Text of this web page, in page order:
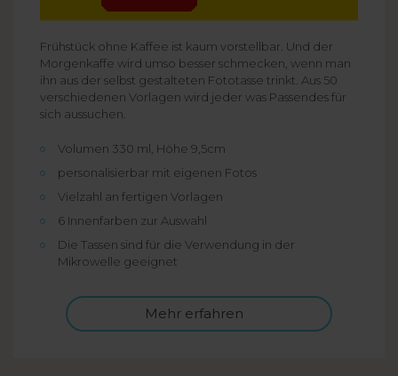
Frühstück ohne Kaffee ist kaum vorstellbar. Und der
Morgenkaffe wird umso besser schmecken, wenn man
ihn aus der selbst gestalteten Fototasse trinkt. Aus 50
verschiedenen Vorlagen wird jeder was Passendes für
sich aussuchen.
Volumen 330 ml, Höhe 9,5cm
personalisierbar mit eigenen Fotos
Vielzahl an fertigen Vorlagen
6 Innenfarben zur Auswahl
Die Tassen sind für die Verwendung in der
Mikrowelle geeignet
Mehr erfahren